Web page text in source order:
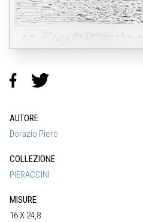
AUTORE
Dorazio Piero
COLLEZIONE
PIERACCINI
MISURE
16 X 24,8